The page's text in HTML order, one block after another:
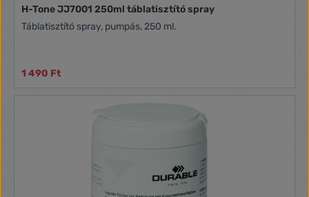
H-Tone JJ7001 250ml táblatisztító spray
Táblatisztító spray, pumpás, 250 ml.
1 490 Ft